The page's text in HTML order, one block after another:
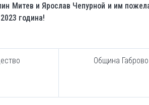
Митев и Ярослав Чепурной и им
година!
Община